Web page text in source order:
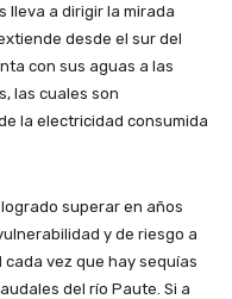
lleva a dirigir la mirada
desde el sur del
con sus aguas a las
las cuales son
la electricidad consumida
superar en años
y de riesgo a
vez que hay sequías
del río Paute. Si a